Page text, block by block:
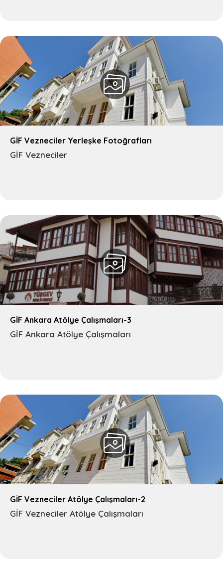
GİF Vezneciler Yerleşke Fotoğrafları
GİF Vezneciler
GİF Ankara Atölye Çalışmaları-3
GİF Ankara Atölye Çalışmaları
GİF Vezneciler Atölye Çalışmaları-2
GİF Vezneciler Atölye Çalışmaları